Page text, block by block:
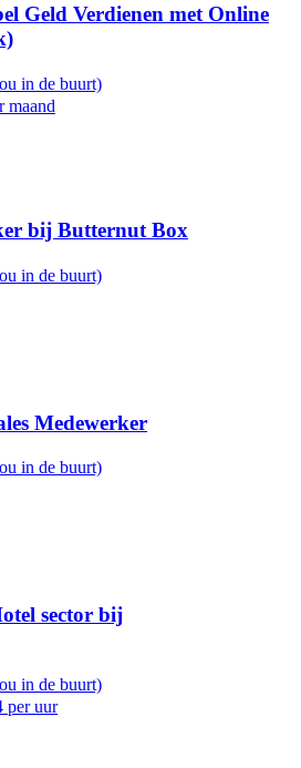
Geld Verdienen met Online
in de buurt)
maand
bij Butternut Box
in de buurt)
Medewerker
in de buurt)
sector bij
in de buurt)
per uur